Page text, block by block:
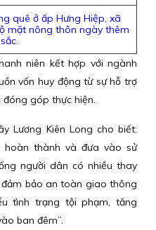
quê ở ấp Hưng Hiệp, xã
mặt nông thôn ngày thêm
niên kết hợp với ngành
vốn huy động từ sự hỗ trợ
góp thực hiện.
Lương Kiên Long cho biết:
hoàn thành và đưa vào sử
người dân có nhiều thay
bảo an toàn giao thông
tình trạng tội phạm, tăng
ban đêm”.